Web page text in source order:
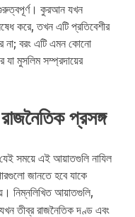
কুরআন যখন
করে, তখন এটি প্রতিবেশীর
না; বরং এটি এমন কোনো
যা মুসলিম সম্প্রদায়ের
প্রসঙ্গ
সময়ে এই আয়াতগুলি নাযিল
জানতে হবে যাকে
নিম্নলিখিত আয়াতগুলি,
তীব্র রাজনৈতিক দণ্ড এবং